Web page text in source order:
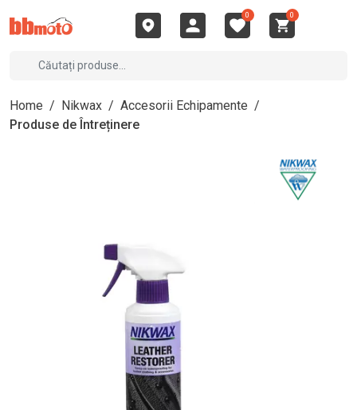
0 0
Home / Nikwax / Accesorii Echipamente /
Produse de Întreținere